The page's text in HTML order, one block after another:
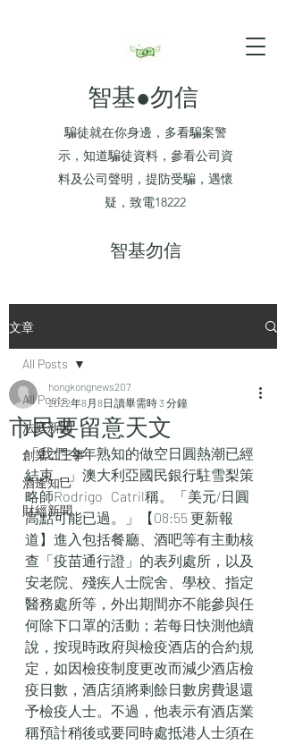
智基●勿信
騙徒就在你身邊，多看騙案警
示，知道騙徒資料，參看公司資
料及公司聲明，提防受騙，遇懷
疑，致電18222
​智基勿信
文章
All Posts
法庭新聞
創業二三事
酒逄知己
財經新聞
All Posts
市民要留意天文
hongkongnews207
2022年8月8日 讀畢需時 3 分鐘
「我們今年熟知的做空日圓熱潮已經
結束，」澳大利亞國民銀行駐雪梨策
略師Rodrigo   Catril稱。「美元/日圓
高點可能已過。」【08:55 更新報
道】進入包括餐廳、酒吧等有主動核
查「疫苗通行證」的表列處所，以及
安老院、殘疾人士院舍、學校、指定
醫務處所等，外出期間亦不能參與任
何除下口罩的活動；若每日快測他續
說，按現時政府與檢疫酒店的合約規
定，如因檢疫制度更改而減少酒店檢
疫日數，酒店須將剩餘日數房費退還
予檢疫人士。不過，他表示有酒店業
稱預計稍後或要同時處抵港人士須在